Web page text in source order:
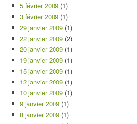
5 février 2009 (1)
3 février 2009 (1)
29 janvier 2009 (1)
22 janvier 2009 (2)
20 janvier 2009 (1)
19 janvier 2009 (1)
15 janvier 2009 (1)
12 janvier 2009 (1)
10 janvier 2009 (1)
9 janvier 2009 (1)
8 janvier 2009 (1)